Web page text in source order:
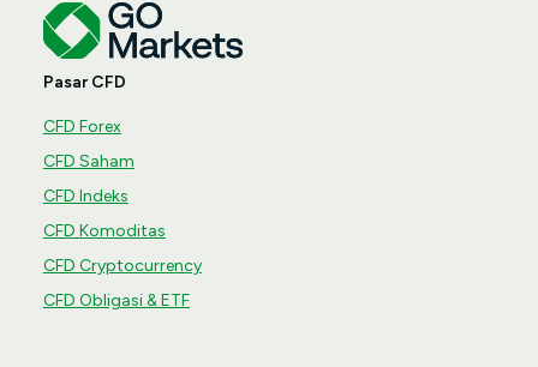
Pasar CFD
CFD Forex
CFD Saham
CFD Indeks
CFD Komoditas
CFD Cryptocurrency
CFD Obligasi & ETF